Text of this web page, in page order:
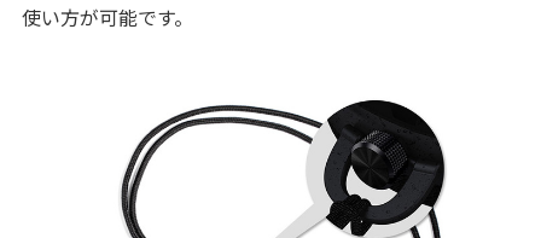
使い方が可能です。